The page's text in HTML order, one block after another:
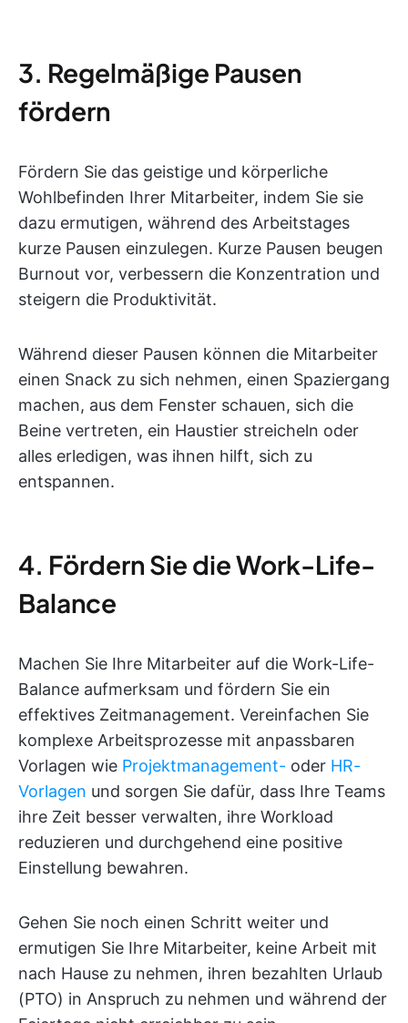
3. Regelmäßige Pausen
fördern
Fördern Sie das geistige und körperliche
Wohlbefinden Ihrer Mitarbeiter, indem Sie sie
dazu ermutigen, während des Arbeitstages
kurze Pausen einzulegen. Kurze Pausen beugen
Burnout vor, verbessern die Konzentration und
steigern die Produktivität.
Während dieser Pausen können die Mitarbeiter
einen Snack zu sich nehmen, einen Spaziergang
machen, aus dem Fenster schauen, sich die
Beine vertreten, ein Haustier streicheln oder
alles erledigen, was ihnen hilft, sich zu
entspannen.
4. Fördern Sie die Work-Life-
Balance
Machen Sie Ihre Mitarbeiter auf die Work-Life-
Balance aufmerksam und fördern Sie ein
effektives Zeitmanagement. Vereinfachen Sie
komplexe Arbeitsprozesse mit anpassbaren
Vorlagen wie Projektmanagement- oder HR-
Vorlagen und sorgen Sie dafür, dass Ihre Teams
ihre Zeit besser verwalten, ihre Workload
reduzieren und durchgehend eine positive
Einstellung bewahren.
Gehen Sie noch einen Schritt weiter und
ermutigen Sie Ihre Mitarbeiter, keine Arbeit mit
nach Hause zu nehmen, ihren bezahlten Urlaub
(PTO) in Anspruch zu nehmen und während der